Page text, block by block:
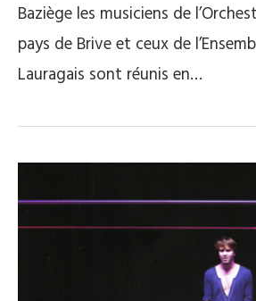
Baziège les musiciens de
pays de Brive et ceux de
Lauragais sont réunis en…